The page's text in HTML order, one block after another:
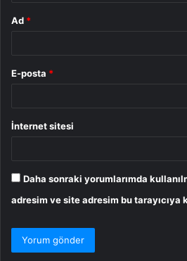
Ad *
E-posta *
İnternet sitesi
Daha sonraki yorumlarımda
adresim ve site adresim bu tarayıcıya